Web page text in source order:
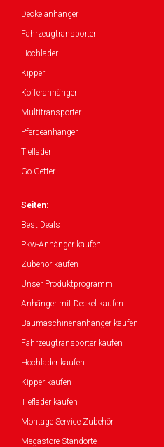
Deckelanhänger
Fahrzeugtransporter
Hochlader
Kipper
Kofferanhänger
Multitransporter
Pferdeanhänger
Tieflader
Go-Getter
Seiten:
Best Deals
Pkw-Anhänger kaufen
Zubehör kaufen
Unser Produktprogramm
Anhänger mit Deckel kaufen
Baumaschinenanhänger kaufen
Fahrzeugtransporter kaufen
Hochlader kaufen
Kipper kaufen
Tieflader kaufen
Montage Service Zubehör
Megastore-Standorte